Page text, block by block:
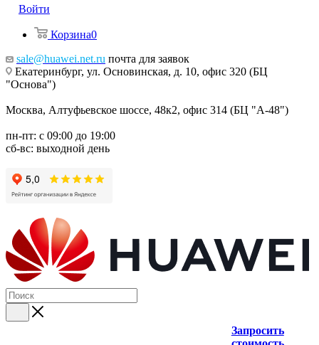
Войти
Корзина0
sale@huawei.net.ru почта для заявок
Екатеринбург, ул. Основинская, д. 10, офис 320 (БЦ
"Основа")
Москва, Алтуфьевское шоссе, 48к2, офис 314 (БЦ "А-48")
пн-пт: с 09:00 до 19:00
сб-вс: выходной день
Запросить